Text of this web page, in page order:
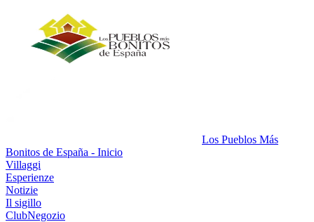
Los Pueblos Más
Bonitos de España - Inicio
Villaggi
Esperienze
Notizie
Il sigillo
ClubNegozio